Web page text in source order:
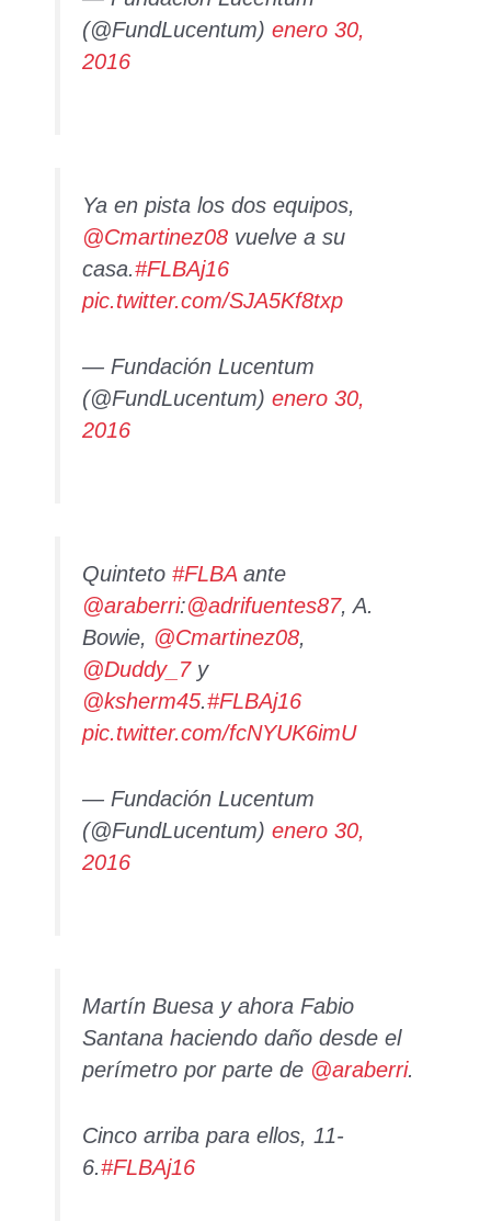
(@FundLucentum) enero 30,
2016
Ya en pista los dos equipos,
@Cmartinez08vuelve a su
casa.#FLBAj16
pic.twitter.com/SJA5Kf8txp
— Fundación Lucentum
(@FundLucentum) enero 30,
2016
Quinteto #FLBAante
@araberri:@adrifuentes87, A.
Bowie, @Cmartinez08,
@Duddy_7y
@ksherm45.#FLBAj16
pic.twitter.com/fcNYUK6imU
— Fundación Lucentum
(@FundLucentum) enero 30,
2016
Martín Buesa y ahora Fabio
Santana haciendo daño desde el
perímetro por parte de @araberri.
Cinco arriba para ellos, 11-
6.#FLBAj16